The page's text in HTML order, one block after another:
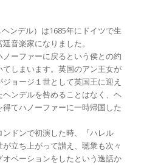
ンデル）は1685年にドイツで生
音楽家になりました。
ーファーに戻るという侯との約
しまいます。英国のアン王女が
ョージ１世として英国王に迎え
ンデルを咎めることはなく、ヘ
てハノーファーに一時帰国した
ドンで初演した時、『ハレル
立ち上がって讃え、聴衆も次々
ベーションをしたという逸話か